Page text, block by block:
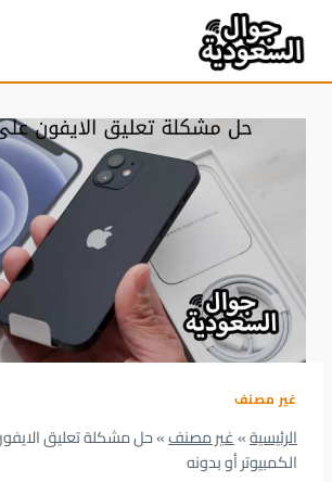
المحتوى
غير مصنف
الرئيسية»غير مصنف»حل مشكلة تعليق
الكمبيوتر أو بدونه